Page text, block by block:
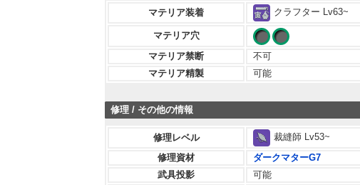
マテリア装着 クラフター Lv63~
マテリア穴
マテリア禁断
不可
マテリア精製
可能
修理 / その他の情報
修理レベル
裁縫師 Lv53~
修理資材
ダークマターG7
武具投影
可能